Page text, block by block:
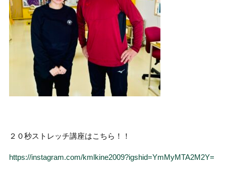
２０秒ストレッチ講座はこちら！！
https://instagram.com/kmlkine2009?igshid=YmMyMTA2M2Y=